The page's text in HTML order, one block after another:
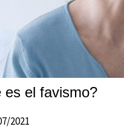
es el favismo?
2021